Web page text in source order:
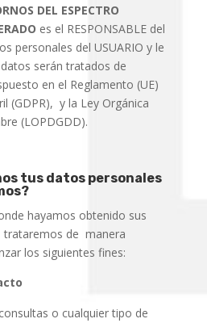
DEL ESPECTRO
es el RESPONSABLE del
personales del USUARIO y le
serán tratados de
en el Reglamento (UE)
(GDPR), y la Ley Orgánica
(LOPDGDD).
tus datos personales
hayamos obtenido sus
de manera
los siguientes fines:
o cualquier tipo de